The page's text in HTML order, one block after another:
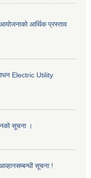
आर्थिक प्रस्ताव
Electric Utility
सूचना ।
सूचना !